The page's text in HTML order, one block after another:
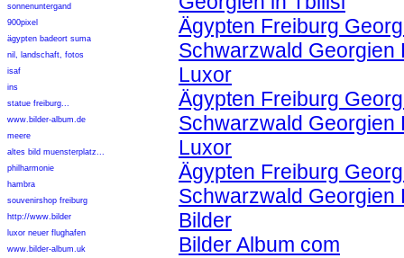
sonnenuntergand
900pixel
ägypten badeort suma
nil, landschaft, fotos
isaf
ins
statue freiburg...
www.bilder-album.de
meere
altes bild muensterplatz...
philharmonie
hambra
souvenirshop freiburg
http://www.bilder
luxor neuer flughafen
www.bilder-album.uk
Ägypten Freiburg
Schwarzwald Georgien
Luxor
Ägypten Freiburg
Schwarzwald Georgien
Luxor
Ägypten Freiburg
Schwarzwald Georgien
Bilder
Bilder Album com